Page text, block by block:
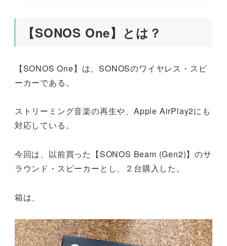
【SONOS One】とは？
【SONOS One】は、SONOSのワイヤレス・スピ
ーカーである。
ストリーミング音楽の再生や、Apple AirPlay2にも
対応している。
今回は、以前買った【SONOS Beam (Gen2)】のサ
ラウンド・スピーカーとし、２台購入した。
箱は、